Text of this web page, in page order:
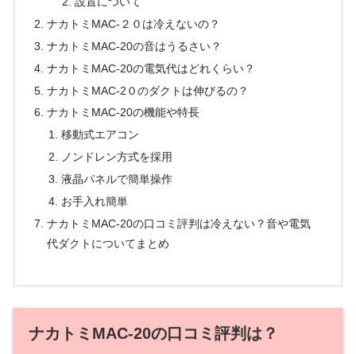
ナカトミMAC-２０は冷えないの？
ナカトミMAC-20の音はうるさい？
ナカトミMAC-20の電気代はどれくらい？
ナカトミMAC-2０のダクトは伸びるの？
ナカトミMAC-20の機能や特長
移動式エアコン
ノンドレン方式を採用
液晶パネルで簡単操作
お手入れ簡単
ナカトミMAC-20の口コミ評判は冷えない？音や電気
代ダクトについてまとめ
ナカトミMAC-20の口コミ評判は？